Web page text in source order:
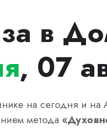
в
, 07
на сегодня и на
метода «